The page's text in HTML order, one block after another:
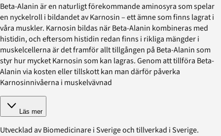
Beta-Alanin är en naturligt förekommande aminosyra som spelar
en nyckelroll i bildandet av Karnosin – ett ämne som finns lagrat i
våra muskler. Karnosin bildas när Beta-Alanin kombineras med
histidin, och eftersom histidin redan finns i rikliga mängder i
muskelcellerna är det framför allt tillgången på Beta-Alanin som
styr hur mycket Karnosin som kan lagras. Genom att tillföra Beta-
Alanin via kosten eller tillskott kan man därför påverka
Karnosinnivåerna i muskelvävnad
Läs mer
Utvecklad av Biomedicinare i Sverige och tillverkad i Sverige.